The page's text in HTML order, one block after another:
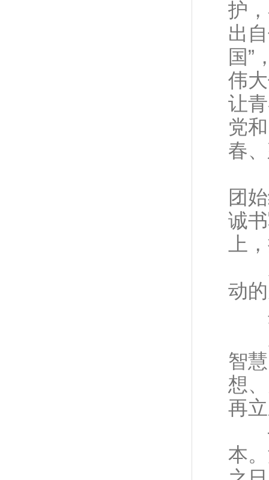
护
出
国”
伟
让
党
春
团
诚
上
动
共
智
想
再
——
本